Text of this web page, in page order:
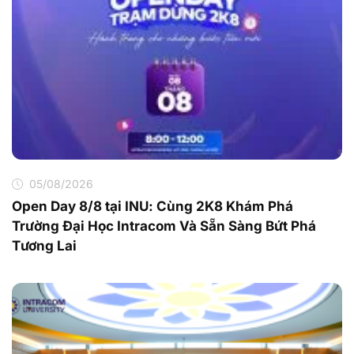
05/08/2026
Open Day 8/8 tại INU: Cùng 2K8 Khám Phá
Trường Đại Học Intracom Và Sẵn Sàng Bứt Phá
Tương Lai